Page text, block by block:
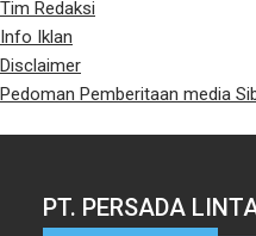
Tim Redaksi
Info Iklan
Disclaimer
Pedoman Pemberitaan media
PT. PERSADA